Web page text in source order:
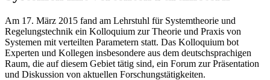
Am 17. März 2015 fand am Lehrstuhl für Systemtheorie und
Regelungstechnik ein Kolloquium zur Theorie und Praxis von
Systemen mit verteilten Parametern statt. Das Kolloquium bot
Experten und Kollegen insbesondere aus dem deutschsprachigen
Raum, die auf diesem Gebiet tätig sind, ein Forum zur Präsentation
und Diskussion von aktuellen Forschungstätigkeiten.